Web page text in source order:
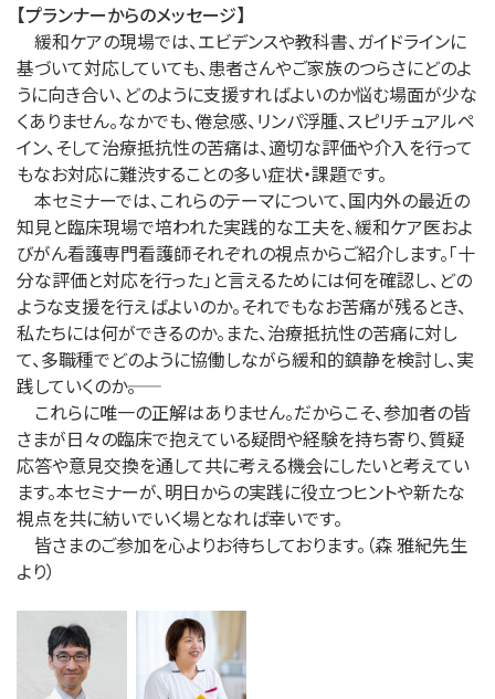
【プランナーからのメッセージ】
緩和ケアの現場では、エビデンスや教科書、ガイドラインに
基づいて対応していても、患者さんやご家族のつらさにどのよ
うに向き合い、どのように支援すればよいのか悩む場面が少な
くありません。なかでも、倦怠感、リンパ浮腫、スピリチュアルペ
イン、そして治療抵抗性の苦痛は、適切な評価や介入を行って
もなお対応に難渋することの多い症状・課題です。
本セミナーでは、これらのテーマについて、国内外の最近の
知見と臨床現場で培われた実践的な工夫を、緩和ケア医およ
びがん看護専門看護師それぞれの視点からご紹介します。「十
分な評価と対応を行った」と言えるためには何を確認し、どの
ような支援を行えばよいのか。それでもなお苦痛が残るとき、
私たちには何ができるのか。また、治療抵抗性の苦痛に対し
て、多職種でどのように協働しながら緩和的鎮静を検討し、実
践していくのか――。
これらに唯一の正解はありません。だからこそ、参加者の皆
さまが日々の臨床で抱えている疑問や経験を持ち寄り、質疑
応答や意見交換を通して共に考える機会にしたいと考えてい
ます。本セミナーが、明日からの実践に役立つヒントや新たな
視点を共に紡いでいく場となれば幸いです。
皆さまのご参加を心よりお待ちしております。（森 雅紀先生
より）